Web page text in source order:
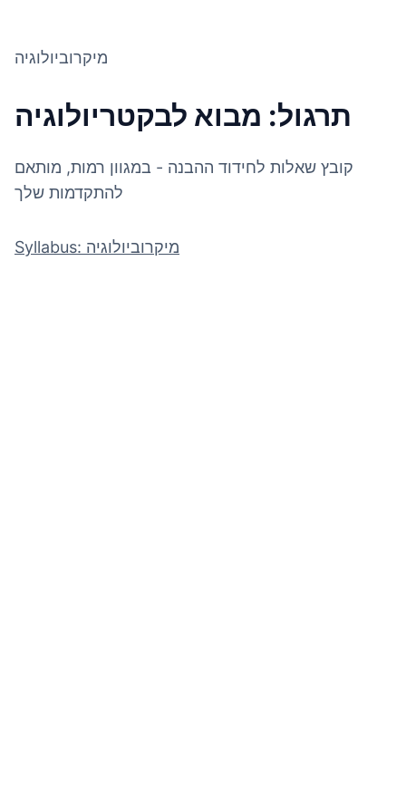
מיקרוביולוגיה
תרגול: מבוא לבקטריולוגיה
קובץ שאלות לחידוד ההבנה - במגוון רמות, מותאם
להתקדמות שלך
Syllabus: מיקרוביולוגיה